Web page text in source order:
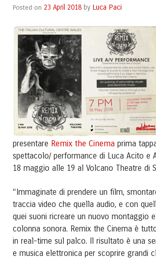
Posted on 23 April 2018 by Luca Paci
presentare Remix the Cinema prima
spettacolo/ performance di Luca Acito e
18 maggio alle 19 al Volcano Theatre di
“Immaginate di prendere un film,
traccia video che quella audio, e con
quei suoni ricreare un nuovo montaggio
colonna sonora. Remix the Cinema è
in real-time sul palco. Il risultato è una
e musica elettronica per scoprire grandi